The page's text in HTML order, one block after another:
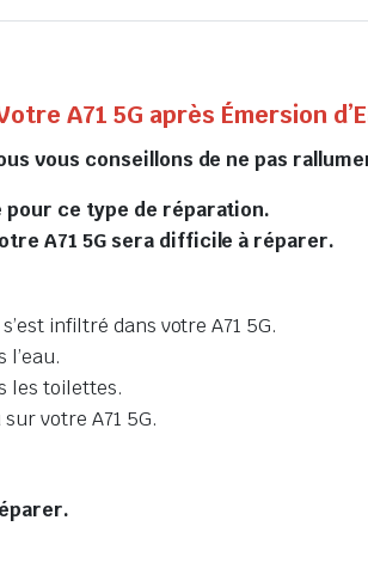
A71 5G après Émersion
vous conseillons de ne pas
ce type de réparation.
A71 5G sera difficile à réparer.
infiltré dans votre A71 5G.
l’eau.
les toilettes.
votre A71 5G.